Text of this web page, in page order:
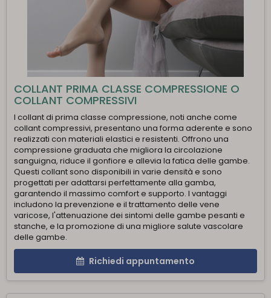
COLLANT PRIMA CLASSE COMPRESSIONE O
COLLANT COMPRESSIVI
I collant di prima classe compressione, noti anche come
collant compressivi, presentano una forma aderente e sono
realizzati con materiali elastici e resistenti. Offrono una
compressione graduata che migliora la circolazione
sanguigna, riduce il gonfiore e allevia la fatica delle gambe.
Questi collant sono disponibili in varie densità e sono
progettati per adattarsi perfettamente alla gamba,
garantendo il massimo comfort e supporto. I vantaggi
includono la prevenzione e il trattamento delle vene
varicose, l'attenuazione dei sintomi delle gambe pesanti e
stanche, e la promozione di una migliore salute vascolare
delle gambe.
Richiedi appuntamento